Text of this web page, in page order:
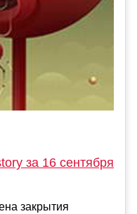
за 16 сентября
закрытия